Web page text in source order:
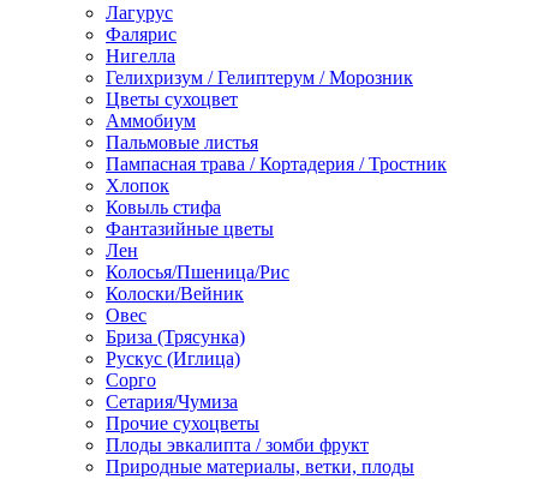
Лагурус
Фалярис
Нигелла
Гелихризум / Гелиптерум / Морозник
Цветы сухоцвет
Аммобиум
Пальмовые листья
Пампасная трава / Кортадерия / Тростник
Хлопок
Ковыль стифа
Фантазийные цветы
Лен
Колосья/Пшеница/Рис
Колоски/Вейник
Овес
Бриза (Трясунка)
Рускус (Иглица)
Сорго
Сетария/Чумиза
Прочие сухоцветы
Плоды эвкалипта / зомби фрукт
Природные материалы, ветки, плоды